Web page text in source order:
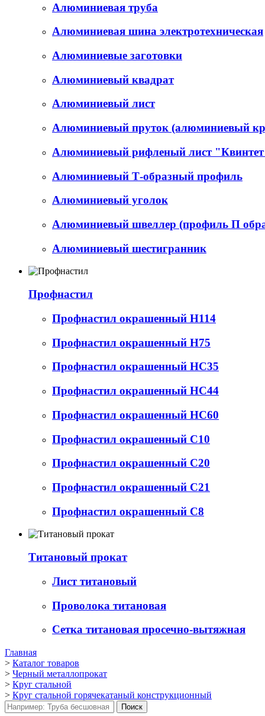
Алюминиевая труба
Алюминиевая шина электротехническая
Алюминиевые заготовки
Алюминиевый квадрат
Алюминиевый лист
Алюминиевый пруток (алюминиевый
Алюминиевый рифленый лист
Алюминиевый Т-образный профиль
Алюминиевый уголок
Алюминиевый швеллер (профиль П
Алюминиевый шестигранник
Профнастил
Профнастил окрашенный Н114
Профнастил окрашенный Н75
Профнастил окрашенный НС35
Профнастил окрашенный НС44
Профнастил окрашенный НС60
Профнастил окрашенный С10
Профнастил окрашенный С20
Профнастил окрашенный С21
Профнастил окрашенный С8
Титановый прокат
Лист титановый
Проволока титановая
Сетка титановая просечно-вытяжная
Главная
> Каталог товаров
> Черный металлопрокат
> Круг стальной
> Круг стальной горячекатаный конструкционный